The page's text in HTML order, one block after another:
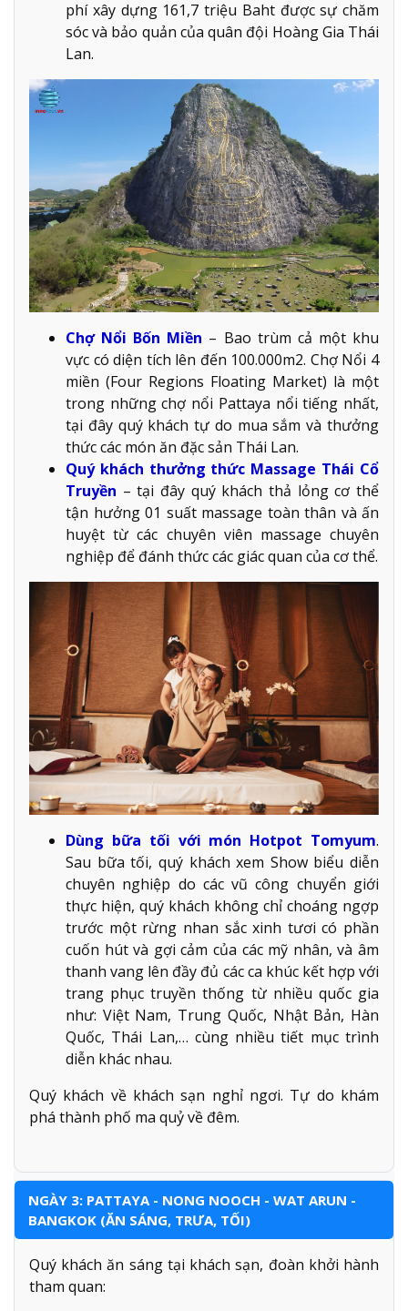
phí xây dựng 161,7 triệu Baht được sự chăm
sóc và bảo quản của quân đội Hoàng Gia Thái
Lan.
Chợ Nổi Bốn Miền – Bao trùm cả một khu
vực có diện tích lên đến 100.000m2. Chợ Nổi 4
miền (Four Regions Floating Market) là một
trong những chợ nổi Pattaya nổi tiếng nhất,
tại đây quý khách tự do mua sắm và thưởng
thức các món ăn đặc sản Thái Lan.
Quý khách thưởng thức Massage Thái Cổ
Truyền – tại đây quý khách thả lỏng cơ thể
tận hưởng 01 suất massage toàn thân và ấn
huyệt từ các chuyên viên massage chuyên
nghiệp để đánh thức các giác quan của cơ thể.
Dùng bữa tối với món Hotpot Tomyum.
Sau bữa tối, quý khách xem Show biểu diễn
chuyên nghiệp do các vũ công chuyển giới
thực hiện, quý khách không chỉ choáng ngợp
trước một rừng nhan sắc xinh tươi có phần
cuốn hút và gợi cảm của các mỹ nhân, và âm
thanh vang lên đầy đủ các ca khúc kết hợp với
trang phục truyền thống từ nhiều quốc gia
như: Việt Nam, Trung Quốc, Nhật Bản, Hàn
Quốc, Thái Lan,… cùng nhiều tiết mục trình
diễn khác nhau.
Quý khách về khách sạn nghỉ ngơi. Tự do khám
phá thành phố ma quỷ về đêm.
NGÀY 3: PATTAYA - NONG NOOCH - WAT ARUN -
BANGKOK (ĂN SÁNG, TRƯA, TỐI)
Quý khách ăn sáng tại khách sạn, đoàn khởi hành
tham quan: